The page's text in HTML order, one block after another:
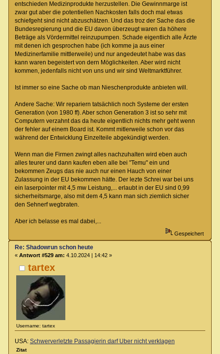
entschieden Medizinprodukte herzustellen. Die Gewinnmarge ist
zwar gut aber die potentiellen Nachkosten falls doch mal etwas
schiefgeht sind nicht abzuschätzen. Und das troz der Sache das die
Bundesregierung und die EU davon überzeugt waren da höhere
Beträge als Vördermittel reinzupumpen. Schade eigentlich alle Ärzte
mit denen ich gesprochen habe (ich komme ja aus einer
Medizinerfamilie mittlerweile) und nur angedeutet habe was das
kann waren begeistert von dern Möglichkeiten. Aber wird nicht
kommen, jedenfalls nicht von uns und wir sind Weltmarktführer.
Ist immer so eine Sache ob man Nieschenprodukte anbieten will.
Andere Sache: Wir repariern tatsächlich noch Systeme der ersten
Generation (von 1980 ff). Aber schon Generation 3 ist so sehr mit
Computern verzahnt das da heute eigentlich nichts mehr geht wenn
der fehler auf einem Board ist. Kommt mitlerweile schon vor das
während der Entwicklung Einzelteile abgekündigt werden.
Wenn man die Firmen zwingt alles nachzuhalten wird eben auch
alles teurer und dann kaufen eben alle bei "Temu" ein und
bekommen Zeugs das nie auch nur einen Hauch von einer
Zulassung in der EU bekommen hätte. Der lezte Schrei war bei uns
ein laserpointer mit 4,5 mw Leistung,... erlaubt in der EU sind 0,99
sicherheitsmarge, also mit dem 4,5 kann man sich ziemlich sicher
den Sehnerf wegbraten.
Aber ich belasse es mal dabei,...
Gespeichert
tartex
Username: tartex
Re: Shadowrun schon heute
« Antwort #529 am: 4.10.2024 | 14:42 »
USA: Schwerverletzte Passagierin darf Uber nicht verklagen
Zitat